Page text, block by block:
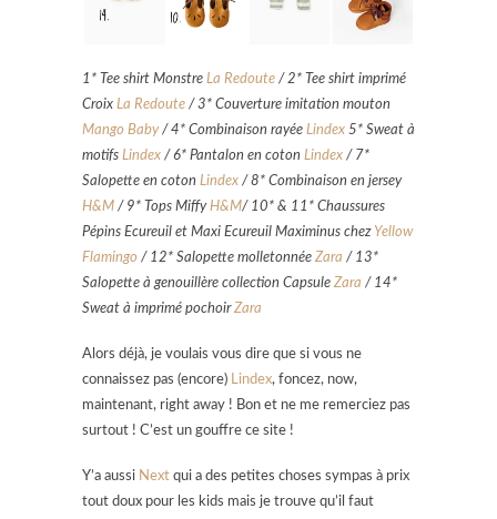
1* Tee shirt Monstre La Redoute / 2* Tee shirt imprimé
Croix La Redoute / 3* Couverture imitation mouton
Mango Baby/ 4* Combinaison rayée Lindex 5* Sweat à
motifs Lindex / 6* Pantalon en coton Lindex / 7*
Salopette en coton Lindex / 8* Combinaison en jersey
H&M / 9* Tops MiffyH&M/ 10* & 11* Chaussures
Pépins Ecureuil et Maxi Ecureuil Maximinus chez Yellow
Flamingo / 12* Salopette molletonnée Zara / 13*
Salopette à genouillère collection Capsule Zara / 14*
Sweat à imprimé pochoirZara
Alors déjà, je voulais vous dire que si vous ne
connaissez pas (encore) Lindex, foncez, now,
maintenant, right away ! Bon et ne me remerciez pas
surtout ! C’est un gouffre ce site !
Y’a aussi Next qui a des petites choses sympas à prix
tout doux pour les kids mais je trouve qu’il faut